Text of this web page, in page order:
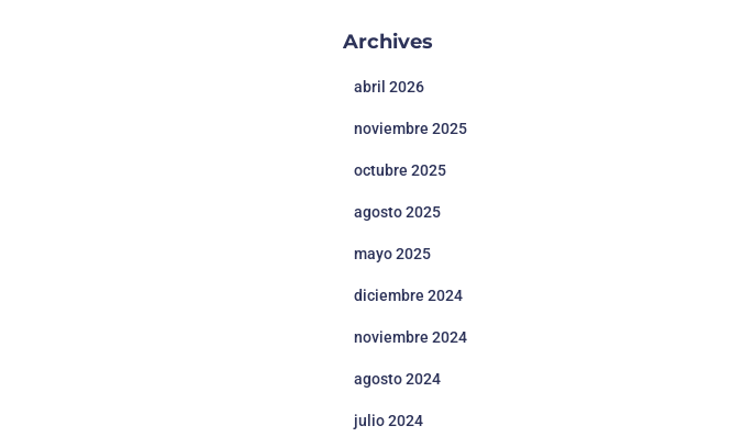
Archives
abril 2026
noviembre 2025
octubre 2025
agosto 2025
mayo 2025
diciembre 2024
noviembre 2024
agosto 2024
julio 2024